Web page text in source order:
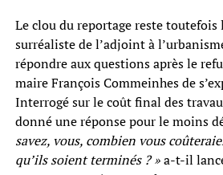
Le clou du reportage reste toutefois
surréaliste de l’adjoint à
répondre aux questions après le
maire François Commeinhes de
Interrogé sur le coût final des
donné une réponse pour le moins
savez, vous, combien vous
qu’ils soient terminés ? »a-t-il